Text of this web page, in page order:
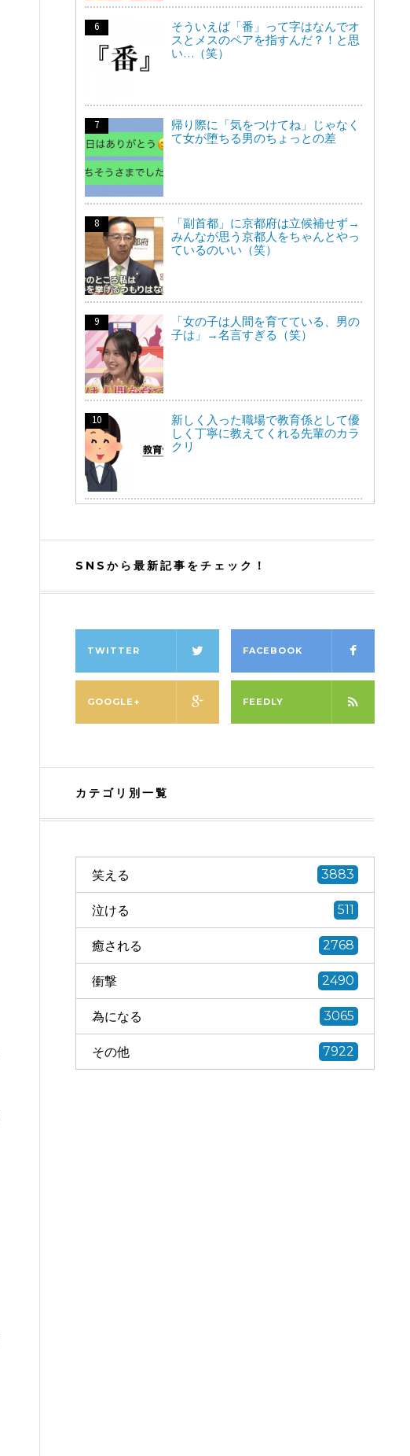
そういえば「番」って字はなんでオ
スとメスのペアを指すんだ？！と思
い…（笑）
帰り際に「気をつけてね」じゃなく
て女が堕ちる男のちょっとの差
「副首都」に京都府は立候補せず→
みんなが思う京都人をちゃんとやっ
ているのいい（笑）
「女の子は人間を育てている、男の
子は」→名言すぎる（笑）
新しく入った職場で教育係として優
しく丁寧に教えてくれる先輩のカラ
クリ
SNSから最新記事をチェック！
TWITTER FACEBOOK
GOOGLE+ FEEDLY
カテゴリ別一覧
笑える 3883
泣ける 511
癒される 2768
衝撃 2490
為になる 3065
その他 7922